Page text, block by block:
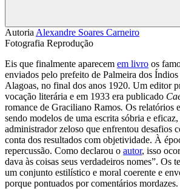
Compartilhar
Autoria Alexandre Soares Carneiro
Fotografia Reprodução
Eis que finalmente aparecem em livro os
enviados pelo prefeito de Palmeira dos
Alagoas, no final dos anos 1920. Um editor
vocação literária e em 1933 era publicado
romance de Graciliano Ramos. Os relatórios
sendo modelos de uma escrita sóbria e
administrador zeloso que enfrentou desafios
conta dos resultados com objetividade. À
repercussão. Como declarou o autor, isso
dava às coisas seus verdadeiros nomes”. Os
um conjunto estilístico e moral coerente e
porque pontuados por comentários mordazes.